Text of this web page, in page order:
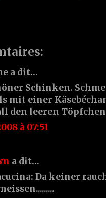
a dit…
Schinken.
mit einer
den leeren Töpfchen
à 07:51
a dit…
Da keiner